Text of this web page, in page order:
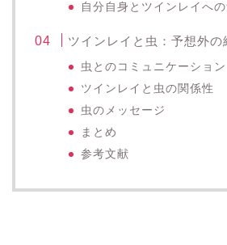
自分自身とツインレイへの
ツインレイと虫：予想外の
虫とのコミュニケーション
ツインレイと虫の関係性
虫のメッセージ
まとめ
参考文献